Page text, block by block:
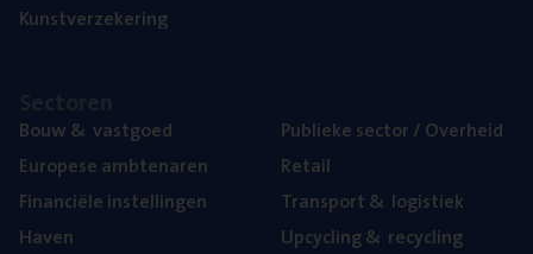
Kunst­ver­ze­ke­ring
Bouw& vastgoed
Euro­pe­se ambtenaren
Finan­ci­ë­le instellingen
Haven
Publie­ke sec­tor / Overheid
Retail
Trans­port& logistiek
Upcy­cling& recycling